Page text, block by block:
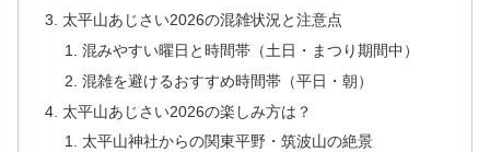
太平山あじさい2026の混雑状況と注意点
混みやすい曜日と時間帯（土日・まつり期間中）
混雑を避けるおすすめ時間帯（平日・朝）
太平山あじさい2026の楽しみ方は？
太平山神社からの関東平野・筑波山の絶景